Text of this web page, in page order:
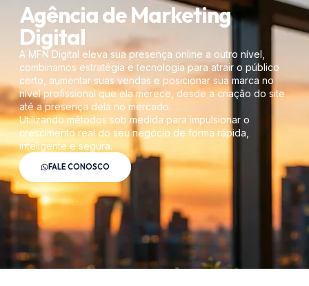
Agência de Marketing
Digital
A MFN Digital eleva sua presença online a outro nível,
combinamos estratégia e tecnologia para atrair o público
certo, aumentar suas vendas e posicionar sua marca no
nível profissional que ela merece, desde a criação do site
até a presença dela no mercado.
Utilizando métodos sob medida para impulsionar o
crescimento real do seu negócio de forma rápida,
inteligente e segura.
FALE CONOSCO